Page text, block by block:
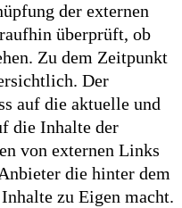
der externen
überprüft, ob
Zu dem Zeitpunkt
Der
auf die aktuelle und
die Inhalte der
von externen Links
die hinter dem
zu Eigen macht.